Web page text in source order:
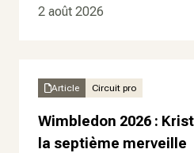
2 août 2026
Article Circuit pro
Wimbledon 2026 :
la septième merveille